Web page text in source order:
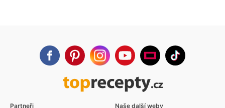
Partneři Naše další weby